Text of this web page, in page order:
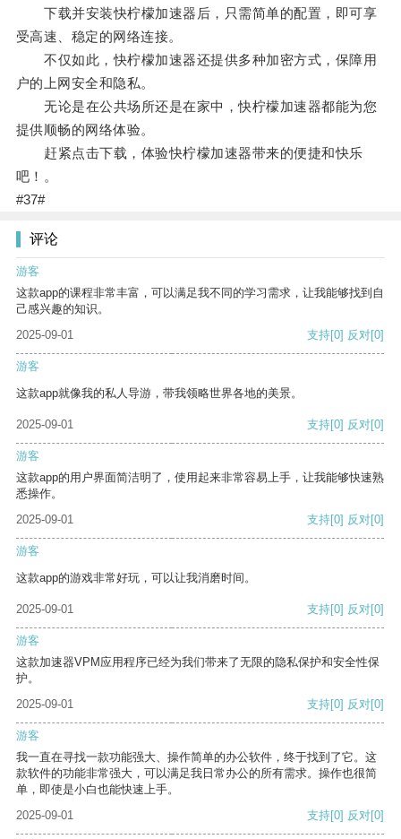
下载并安装快柠檬加速器后，只需简单的配置，即可享
受高速、稳定的网络连接。
不仅如此，快柠檬加速器还提供多种加密方式，保障用
户的上网安全和隐私。
无论是在公共场所还是在家中，快柠檬加速器都能为您
提供顺畅的网络体验。
赶紧点击下载，体验快柠檬加速器带来的便捷和快乐
吧！。
#37#
评论
游客
这款app的课程非常丰富，可以满足我不同的学习需求，让我能够找到自
己感兴趣的知识。
2025-09-01
支持[0] 反对[0]
游客
这款app就像我的私人导游，带我领略世界各地的美景。
2025-09-01 支持[0] 反对[0]
游客
这款app的用户界面简洁明了，使用起来非常容易上手，让我能够快速熟
悉操作。
2025-09-01
支持[0] 反对[0]
游客
这款app的游戏非常好玩，可以让我消磨时间。
2025-09-01 支持[0] 反对[0]
游客
这款加速器VPM应用程序已经为我们带来了无限的隐私保护和安全性保
护。
2025-09-01
支持[0] 反对[0]
游客
我一直在寻找一款功能强大、操作简单的办公软件，终于找到了它。这
款软件的功能非常强大，可以满足我日常办公的所有需求。操作也很简
单，即使是小白也能快速上手。
2025-09-01
支持[0] 反对[0]